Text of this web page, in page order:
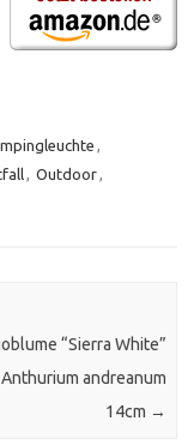
,
, Outdoor,
“Sierra White”
andreanum
14cm →